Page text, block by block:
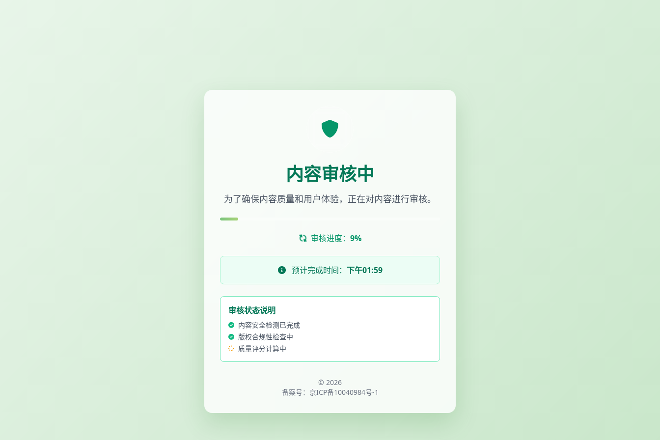
内容审核中
为了确保内容质量和用户体验，正在对内容进行审核。
审核进度： 11%
预计完成时间： 下午01:59
审核状态说明
内容安全检测已完成
版权合规性检查中
质量评分计算中
© 2026
备案号： 京ICP备10040984号-1